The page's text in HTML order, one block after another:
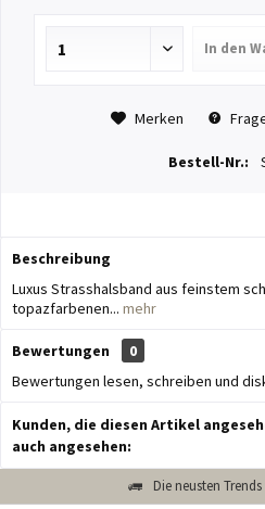
In den
Merken
Bestell-Nr.:
Beschreibung
Luxus Strasshalsband aus feinstem
topazfarbenen... mehr
Bewertungen
0
Bewertungen lesen, schreiben und
Kunden, die diesen Artikel
auch angesehen:
Die neusten